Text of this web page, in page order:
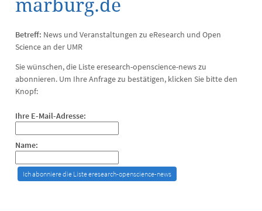
marburg.de
Betreff: News und Veranstaltungen zu eResearch und Open
Science an der UMR
Sie wünschen, die Liste eresearch-openscience-news zu
abonnieren. Um Ihre Anfrage zu bestätigen, klicken Sie bitte den
Knopf:
Ihre E-Mail-Adresse:
Name: